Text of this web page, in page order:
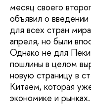
месяц своего
объявил о
для всех стран
апреля, но были
Однако не для
пошлины в целом
новую страницу в
Китаем, которая
экономике и рынках.